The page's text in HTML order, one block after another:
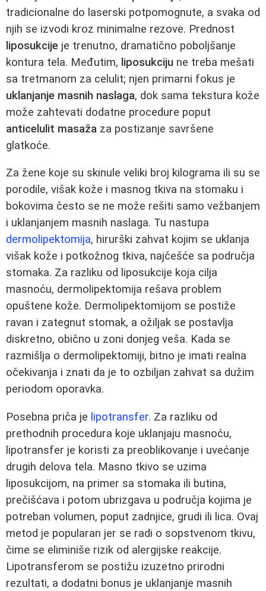
tradicionalne do laserski potpomognute, a svaka od
njih se izvodi kroz minimalne rezove. Prednost
liposukcije je trenutno, dramatično poboljšanje
kontura tela. Međutim, liposukciju ne treba mešati
sa tretmanom za celulit; njen primarni fokus je
uklanjanje masnih naslaga, dok sama tekstura kože
može zahtevati dodatne procedure poput
anticelulit masaža za postizanje savršene
glatkoće.
Za žene koje su skinule veliki broj kilograma ili su se
porodile, višak kože i masnog tkiva na stomaku i
bokovima često se ne može rešiti samo vežbanjem
i uklanjanjem masnih naslaga. Tu nastupa
dermolipektomija, hirurški zahvat kojim se uklanja
višak kože i potkožnog tkiva, najčešće sa područja
stomaka. Za razliku od liposukcije koja cilja
masnoću, dermolipektomija rešava problem
opuštene kože. Dermolipektomijom se postiže
ravan i zategnut stomak, a ožiljak se postavlja
diskretno, obično u zoni donjeg veša. Kada se
razmišlja o dermolipektomiji, bitno je imati realna
očekivanja i znati da je to ozbiljan zahvat sa dužim
periodom oporavka.
Posebna priča je lipotransfer. Za razliku od
prethodnih procedura koje uklanjaju masnoću,
lipotransfer je koristi za preoblikovanje i uvećanje
drugih delova tela. Masno tkivo se uzima
liposukcijom, na primer sa stomaka ili butina,
prečišćava i potom ubrizgava u područja kojima je
potreban volumen, poput zadnjice, grudi ili lica. Ovaj
metod je popularan jer se radi o sopstvenom tkivu,
čime se eliminiše rizik od alergijske reakcije.
Lipotransferom se postižu izuzetno prirodni
rezultati, a dodatni bonus je uklanjanje masnih